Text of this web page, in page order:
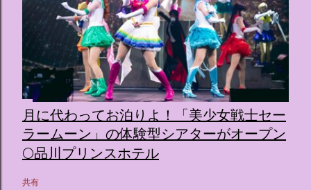
月に代わってお泊りよ！「美少女戦士セー
ラームーン」の体験型シアターがオープン
🌕品川プリンスホテル
共有